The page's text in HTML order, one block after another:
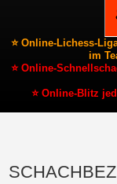
⭐ Online-Lichess-
im
⭐ Online-
⭐ Online-Blitz